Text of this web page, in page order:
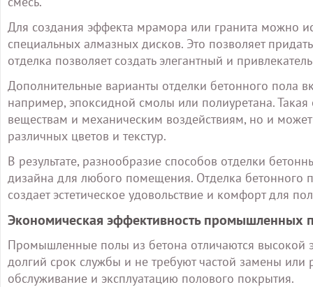
Для создания эффекта мрамора или гранита можно
специальных алмазных дисков. Это позволяет
отделка позволяет создать элегантный и
Дополнительные варианты отделки бетонного пола
например, эпоксидной смолы или полиуретана.
веществам и механическим воздействиям, но и
различных цветов и текстур.
В результате, разнообразие способов отделки
дизайна для любого помещения. Отделка бетонного
создает эстетическое удовольствие и комфорт для
Экономическая эффективность промышленных
Промышленные полы из бетона отличаются высокой
долгий срок службы и не требуют частой замены или
обслуживание и эксплуатацию полового покрытия.